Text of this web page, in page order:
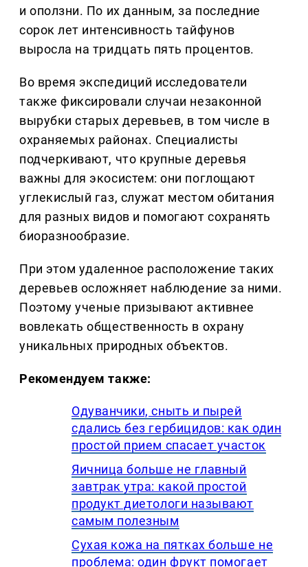
и оползни. По их данным, за последние
сорок лет интенсивность тайфунов
выросла на тридцать пять процентов.
Во время экспедиций исследователи
также фиксировали случаи незаконной
вырубки старых деревьев, в том числе в
охраняемых районах. Специалисты
подчеркивают, что крупные деревья
важны для экосистем: они поглощают
углекислый газ, служат местом обитания
для разных видов и помогают сохранять
биоразнообразие.
При этом удаленное расположение таких
деревьев осложняет наблюдение за ними.
Поэтому ученые призывают активнее
вовлекать общественность в охрану
уникальных природных объектов.
Рекомендуем также:
Одуванчики, сныть и пырей
сдались без гербицидов: как один
простой прием спасает участок
Яичница больше не главный
завтрак утра: какой простой
продукт диетологи называют
самым полезным
Сухая кожа на пятках больше не
проблема: один фрукт помогает